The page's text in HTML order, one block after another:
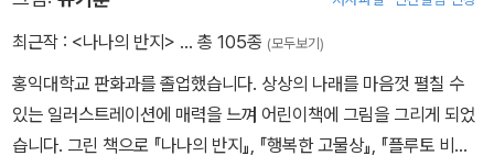
최근작 : <나나의 반지> … 총 105종 (모두보기)
홍익대학교 판화과를 졸업했습니다. 상상의 나래를 마음껏 펼칠 수
있는 일러스트레이션에 매력을 느껴 어린이책에 그림을 그리게 되었
습니다. 그린 책으로 『나나의 반지』, 『행복한 고물상』, 『플루토 비밀